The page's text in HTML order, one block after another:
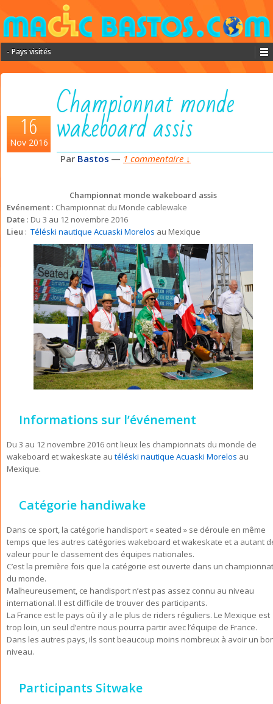
- Pays visités
Championnat monde
wakeboard assis
16
Nov 2016
Par Bastos — 1 commentaire ↓
Championnat monde wakeboard assis
Evénement : Championnat du Monde cablewake
Date : Du 3 au 12 novembre 2016
Lieu : Téléski nautique Acuaski Morelos au Mexique
Informations sur l’événement
Du 3 au 12 novembre 2016 ont lieux les championnats du monde de
wakeboard et wakeskate au téléski nautique Acuaski Morelos au
Mexique.
Catégorie handiwake
Dans ce sport, la catégorie handisport « seated » se déroule en même
temps que les autres catégories wakeboard et wakeskate et a autant
valeur pour le classement des équipes nationales.
C’est la première fois que la catégorie est ouverte dans un championnat
du monde.
Malheureusement, ce handisport n’est pas assez connu au niveau
international. Il est difficile de trouver des participants.
La France est le pays où il y a le plus de riders réguliers. Le Mexique est
trop loin, un seul d’entre nous pourra partir avec l’équipe de France.
Dans les autres pays, ils sont beaucoup moins nombreux à avoir un
niveau.
Participants Sitwake